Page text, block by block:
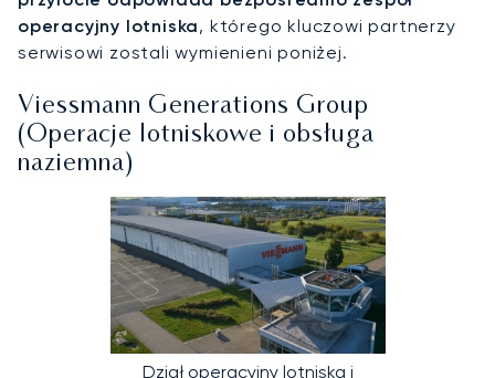
operacyjny lotniska, którego kluczowi partnerzy
serwisowi zostali wymienieni poniżej.
Viessmann Generations Group
(Operacje lotniskowe i obsługa
naziemna)
Dział operacyjny lotniska i